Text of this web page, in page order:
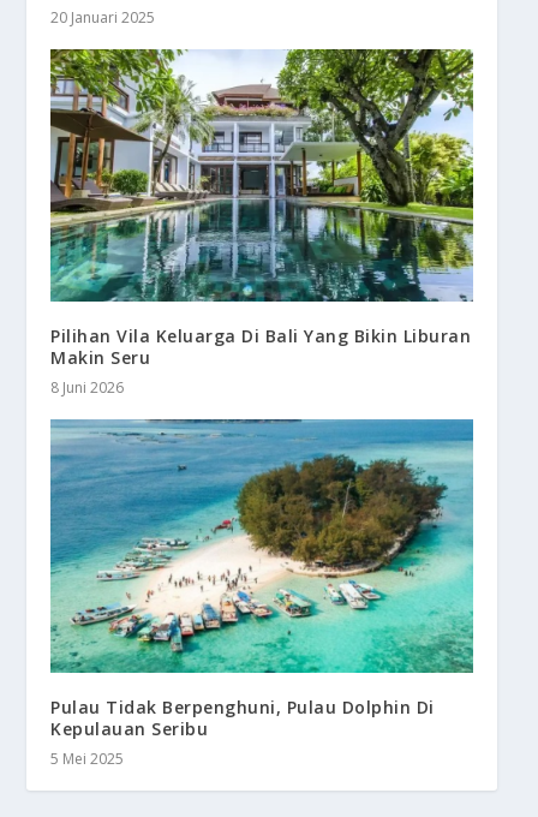
20 Januari 2025
Pilihan Vila Keluarga Di Bali Yang Bikin Liburan
Makin Seru
8 Juni 2026
Pulau Tidak Berpenghuni, Pulau Dolphin Di
Kepulauan Seribu
5 Mei 2025